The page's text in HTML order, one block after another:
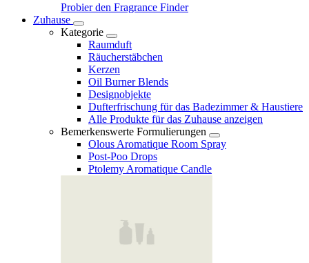
Probier den Fragrance Finder
Zuhause
Kategorie
Raumduft
Räucherstäbchen
Kerzen
Oil Burner Blends
Designobjekte
Dufterfrischung für das Badezimmer & Haustiere
Alle Produkte für das Zuhause anzeigen
Bemerkenswerte Formulierungen
Olous Aromatique Room Spray
Post-Poo Drops
Ptolemy Aromatique Candle